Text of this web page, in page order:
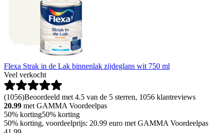
Flexa Strak in de Lak binnenlak zijdeglans wit 750 ml
Veel verkocht
(1056)Beoordeeld met 4.5 van de 5 sterren, 1056 klantreviews
20.99 met GAMMA Voordeelpas
50% korting50% korting
50% korting, voordeelprijs: 20.99 euro met GAMMA Voordeelpas